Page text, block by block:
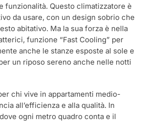
funzionalità. Questo climatizzatore è
da usare, con un design sobrio che
abitativo. Ma la sua forza è nella
funzione “Fast Cooling” per
anche le stanze esposte al sole e
un riposo sereno anche nelle notti
chi vive in appartamenti medio-
all’efficienza e alla qualità. In
ogni metro quadro conta e il